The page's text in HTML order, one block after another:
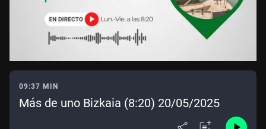
09:37 MIN
Más de uno Bizkaia (8:20) 20/05/2025